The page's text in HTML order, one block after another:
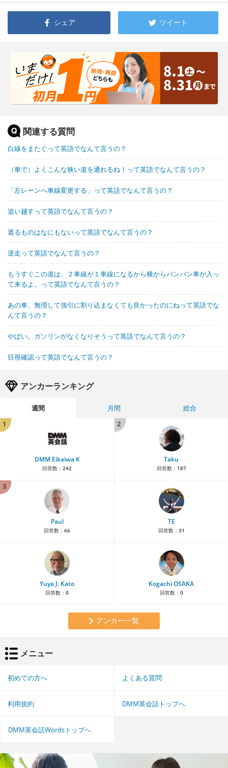
シェア ツイート
関連する質問
白線をまたぐって英語でなんて言うの？
（車で）よくこんな狭い道を通れるね！って英語でなんて言うの？
「左レーンへ車線変更する」って英語でなんて言うの？
追い越すって英語でなんて言うの？
遮るものはなにもないって英語でなんて言うの？
逆走って英語でなんて言うの？
もうすぐこの道は、２車線が１車線になるから横からバンバン車が入っ
て来るよ。って英語でなんて言うの？
あの車、無理して強引に割り込まなくても良かったのにねって英語でな
んて言うの？
やばい。ガソリンがなくなりそうって英語でなんて言うの？
目視確認って英語でなんて言うの？
アンカーランキング
週間 月間
総合
1
DMM Eikaiwa K
回答数： 242
2
Taku
回答数： 187
3
Paul
回答数： 66
TE
回答数： 31
Yuya J. Kato
回答数： 0
Kogachi OSAKA
回答数： 0
アンカー一覧
メニュー
初めての方へ よくある質問
利用規約 DMM英会話トップへ
DMM英会話Wordsトップへ